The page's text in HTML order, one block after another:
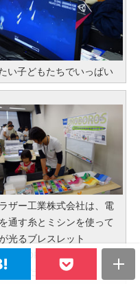
い子どもたちでいっぱい
ザー工業株式会社は、電
通す糸とミシンを使って
光るブレスレット
UROBOROS」を披露。女の
に人気だった